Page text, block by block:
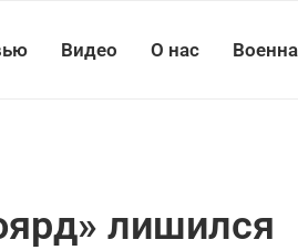
Видео О нас
лишился